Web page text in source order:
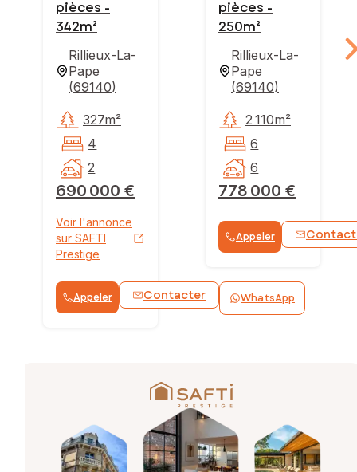
pièces -
342m²
Rillieux-La-
Pape
(69140)
690 000 €
327m²
4
2
Voir l'annonce
sur SAFTI
Prestige
Appeler Contacter WhatsApp
pièces -
250m²
Rillieux-La-
Pape
(69140)
778 000 €
2 110m²
6
6
Appeler